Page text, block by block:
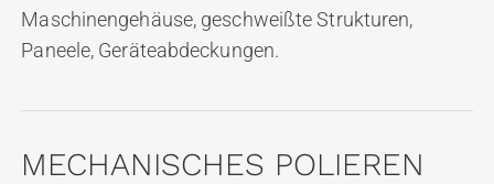
Maschinengehäuse, geschweißte Strukturen,
Paneele, Geräteabdeckungen.
MECHANISCHES POLIEREN